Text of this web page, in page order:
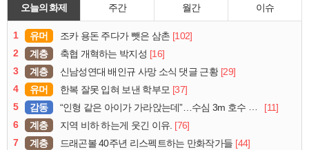
오늘의 화제 주간 월간 이슈
1 유머 조카 용돈 주다가 뺏은 삼촌 [102]
2
계층 축협 개혁하는 박지성 [16]
3
계층 신남성연대 배인규 사망 소식 댓글 근황 [29]
4
유머 한복 잘못 입혀 보낸 학부모 [37]
5
감동 “인형 같은 아이가 가라앉는데”…수심 3m 호수 뛰어든 60대 의인
[11]
6
계층 지역 비하 하는게 웃긴 이유. [76]
7
계층 드래곤볼 40주년 리스펙트하는 만화작가들 [44]